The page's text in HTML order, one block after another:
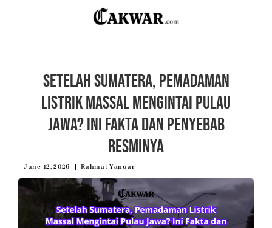
Setelah Sumatera, Pemadaman
Listrik Massal Mengintai Pulau
Jawa? Ini Fakta dan Penyebab
Resminya
June 12, 2026 Rahmat Yanuar